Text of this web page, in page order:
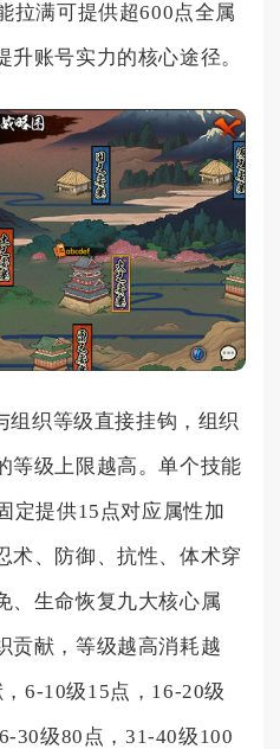
拉满可提供超600点全属
账号实力的核心途径。
组织等级直接挂钩，组织
等级上限越高。单个技能
定提供15点对应属性加
术、防御、抗性、体术穿
、生命恢复九大核心属
贡献，等级越高消耗越
6-10级15点，16-20级
30级80点，31-40级100